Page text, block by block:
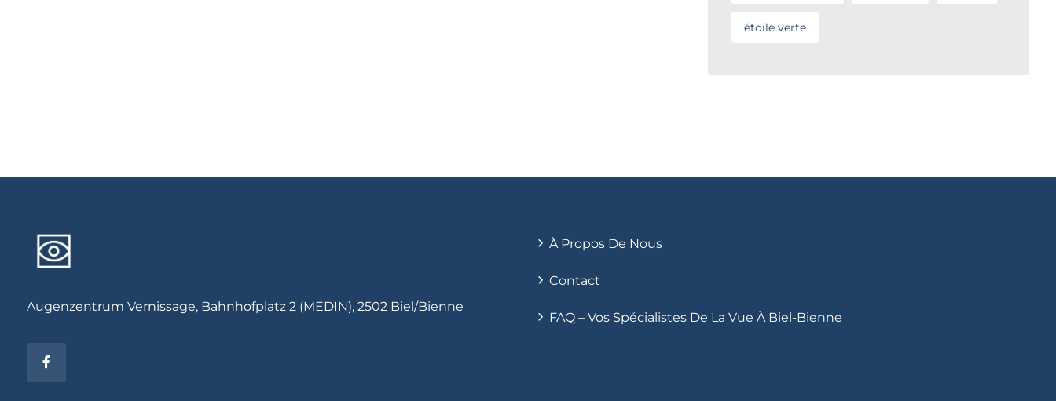
étoile verte
Augenzentrum Vernissage, Bahnhofplatz 2 (MEDIN), 2502 Biel/Bienne
À Propos De Nous
Contact
FAQ – Vos Spécialistes De La Vue À Biel-Bienne